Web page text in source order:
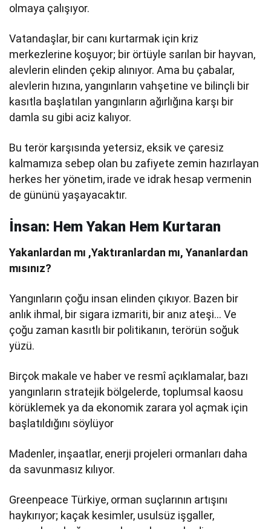
olmaya çalışıyor.
Vatandaşlar, bir canı kurtarmak için kriz
merkezlerine koşuyor; bir örtüyle sarılan bir hayvan,
alevlerin elinden çekip alınıyor. Ama bu çabalar,
alevlerin hızına, yangınların vahşetine ve bilinçli bir
kasıtla başlatılan yangınların ağırlığına karşı bir
damla su gibi aciz kalıyor.
Bu terör karşısında yetersiz, eksik ve çaresiz
kalmamıza sebep olan bu zafiyete zemin hazırlayan
herkes her yönetim, irade ve idrak hesap vermenin
de gününü yaşayacaktır.
İnsan: Hem Yakan Hem Kurtaran
Yakanlardan mı ,Yaktıranlardan mı, Yananlardan
mısınız?
Yangınların çoğu insan elinden çıkıyor. Bazen bir
anlık ihmal, bir sigara izmariti, bir anız ateşi… Ve
çoğu zaman kasıtlı bir politikanın, terörün soğuk
yüzü.
Birçok makale ve haber ve resmî açıklamalar, bazı
yangınların stratejik bölgelerde, toplumsal kaosu
körüklemek ya da ekonomik zarara yol açmak için
başlatıldığını söylüyor
Madenler, inşaatlar, enerji projeleri ormanları daha
da savunmasız kılıyor.
Greenpeace Türkiye, orman suçlarının artışını
haykırıyor; kaçak kesimler, usulsüz işgaller,